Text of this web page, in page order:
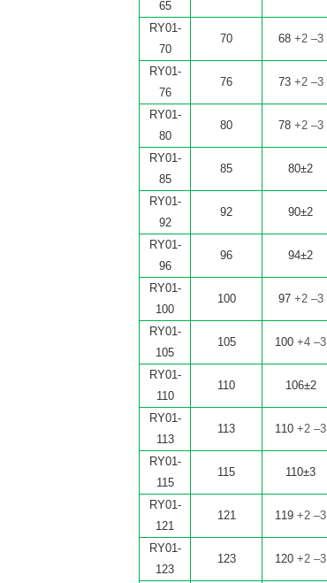
65
RY01-
70
70 68+2 –3
RY01-
76
76 73+2 –3
RY01-
80
80 78+2 –3
RY01-
85
85 80±2
RY01-
92
92 90±2
RY01-
96
96 94±2
RY01-
100
100 97+2 –3
RY01-
105
105 100 +4 –3
RY01-
110
110 106±2
RY01-
113
113 110 +2 –3
RY01-
115
115 110±3
RY01-
121
121 119 +2 –3
RY01-
123
123 120 +2 –3